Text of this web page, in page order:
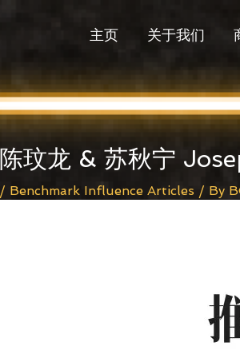
主页 关于我们
陈玟龙 & 苏秋宁
/ Benchmark Influence Articles / By